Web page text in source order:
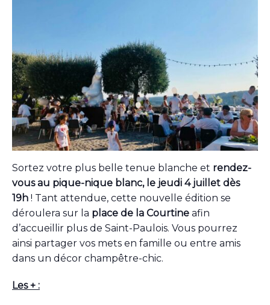
Sortez votre plus belle tenue blanche et rendez-
vous au pique-nique blanc, le jeudi 4 juillet dès
19h ! Tant attendue, cette nouvelle édition se
déroulera sur la place de la Courtine afin
d’accueillir plus de Saint-Paulois. Vous pourrez
ainsi partager vos mets en famille ou entre amis
dans un décor champêtre-chic.
Les + :